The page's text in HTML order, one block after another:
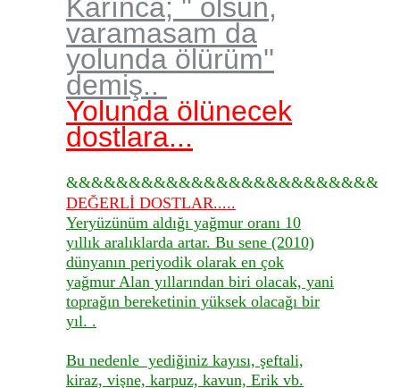
Karınca; '' olsun,
varamasam da
yolunda ölürüm''
demiş..
Yolunda ölünecek
dostlara...
&&&&&&&&&&&&&&&&&&&&&&&&&
DEĞERLİ DOSTLAR.....
Yeryüzünüm aldığı yağmur oranı 10
yıllık aralıklarda artar. Bu sene (2010)
dünyanın periyodik olarak en çok
yağmur Alan yıllarından biri olacak, yani
toprağın bereketinin yüksek olacağı bir
yıl. .
Bu nedenle yediğiniz kayısı, şeftali,
kiraz, vişne, karpuz, kavun, Erik vb.